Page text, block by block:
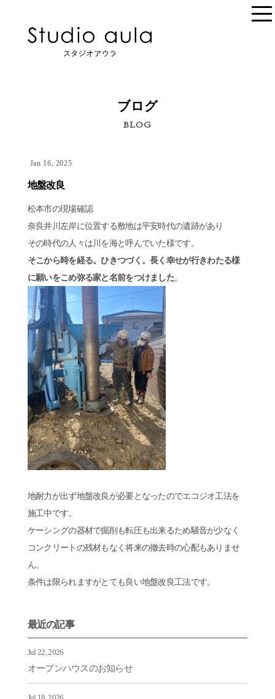
ブログ
BLOG
Jan 16, 2025
地盤改良
松本市の現場確認
奈良井川左岸に位置する敷地は平安時代の遺跡があり
その時代の人々は川を海と呼んでいた様です。
そこから時を経る。ひきつづく。長く幸せが行きわたる様
に願いをこめ弥る家と名前をつけました。
地耐力が出ず地盤改良が必要となったのでエコジオ工法を
施工中です。
ケーシングの器材で掘削も転圧も出来るため騒音が少なく
コンクリートの残材もなく将来の撤去時の心配もありませ
ん。
条件は限られますがとても良い地盤改良工法です。
最近の記事
Jul 22, 2026
オープンハウスのお知らせ